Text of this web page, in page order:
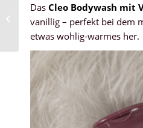
Das Cleo Bodywash mit
vanillig – perfekt bei dem
etwas wohlig-warmes her.
Reflora Skin Akutpflege
Creme